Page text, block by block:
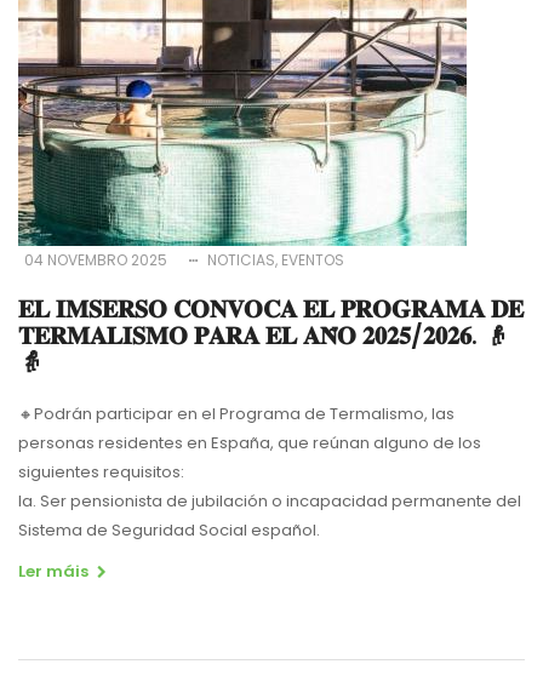
04 NOVEMBRO 2025 NOTICIAS EVENTOS
𝐄𝐋 𝐈𝐌𝐒𝐄𝐑𝐒𝐎 𝐂𝐎𝐍𝐕𝐎𝐂𝐀 𝐄𝐋 𝐏𝐑𝐎𝐆𝐑𝐀𝐌𝐀 𝐃𝐄
𝐓𝐄𝐑𝐌𝐀𝐋𝐈𝐒𝐌𝐎 𝐏𝐀𝐑𝐀 𝐄𝐋 𝐀𝐍̃𝐎 𝟐𝟎𝟐𝟓/𝟐𝟎𝟐𝟔. 👴
👵
🔸Podrán participar en el Programa de Termalismo, las
personas residentes en España, que reúnan alguno de los
siguientes requisitos:
la. Ser pensionista de jubilación o incapacidad permanente del
Sistema de Seguridad Social español.
Ler máis